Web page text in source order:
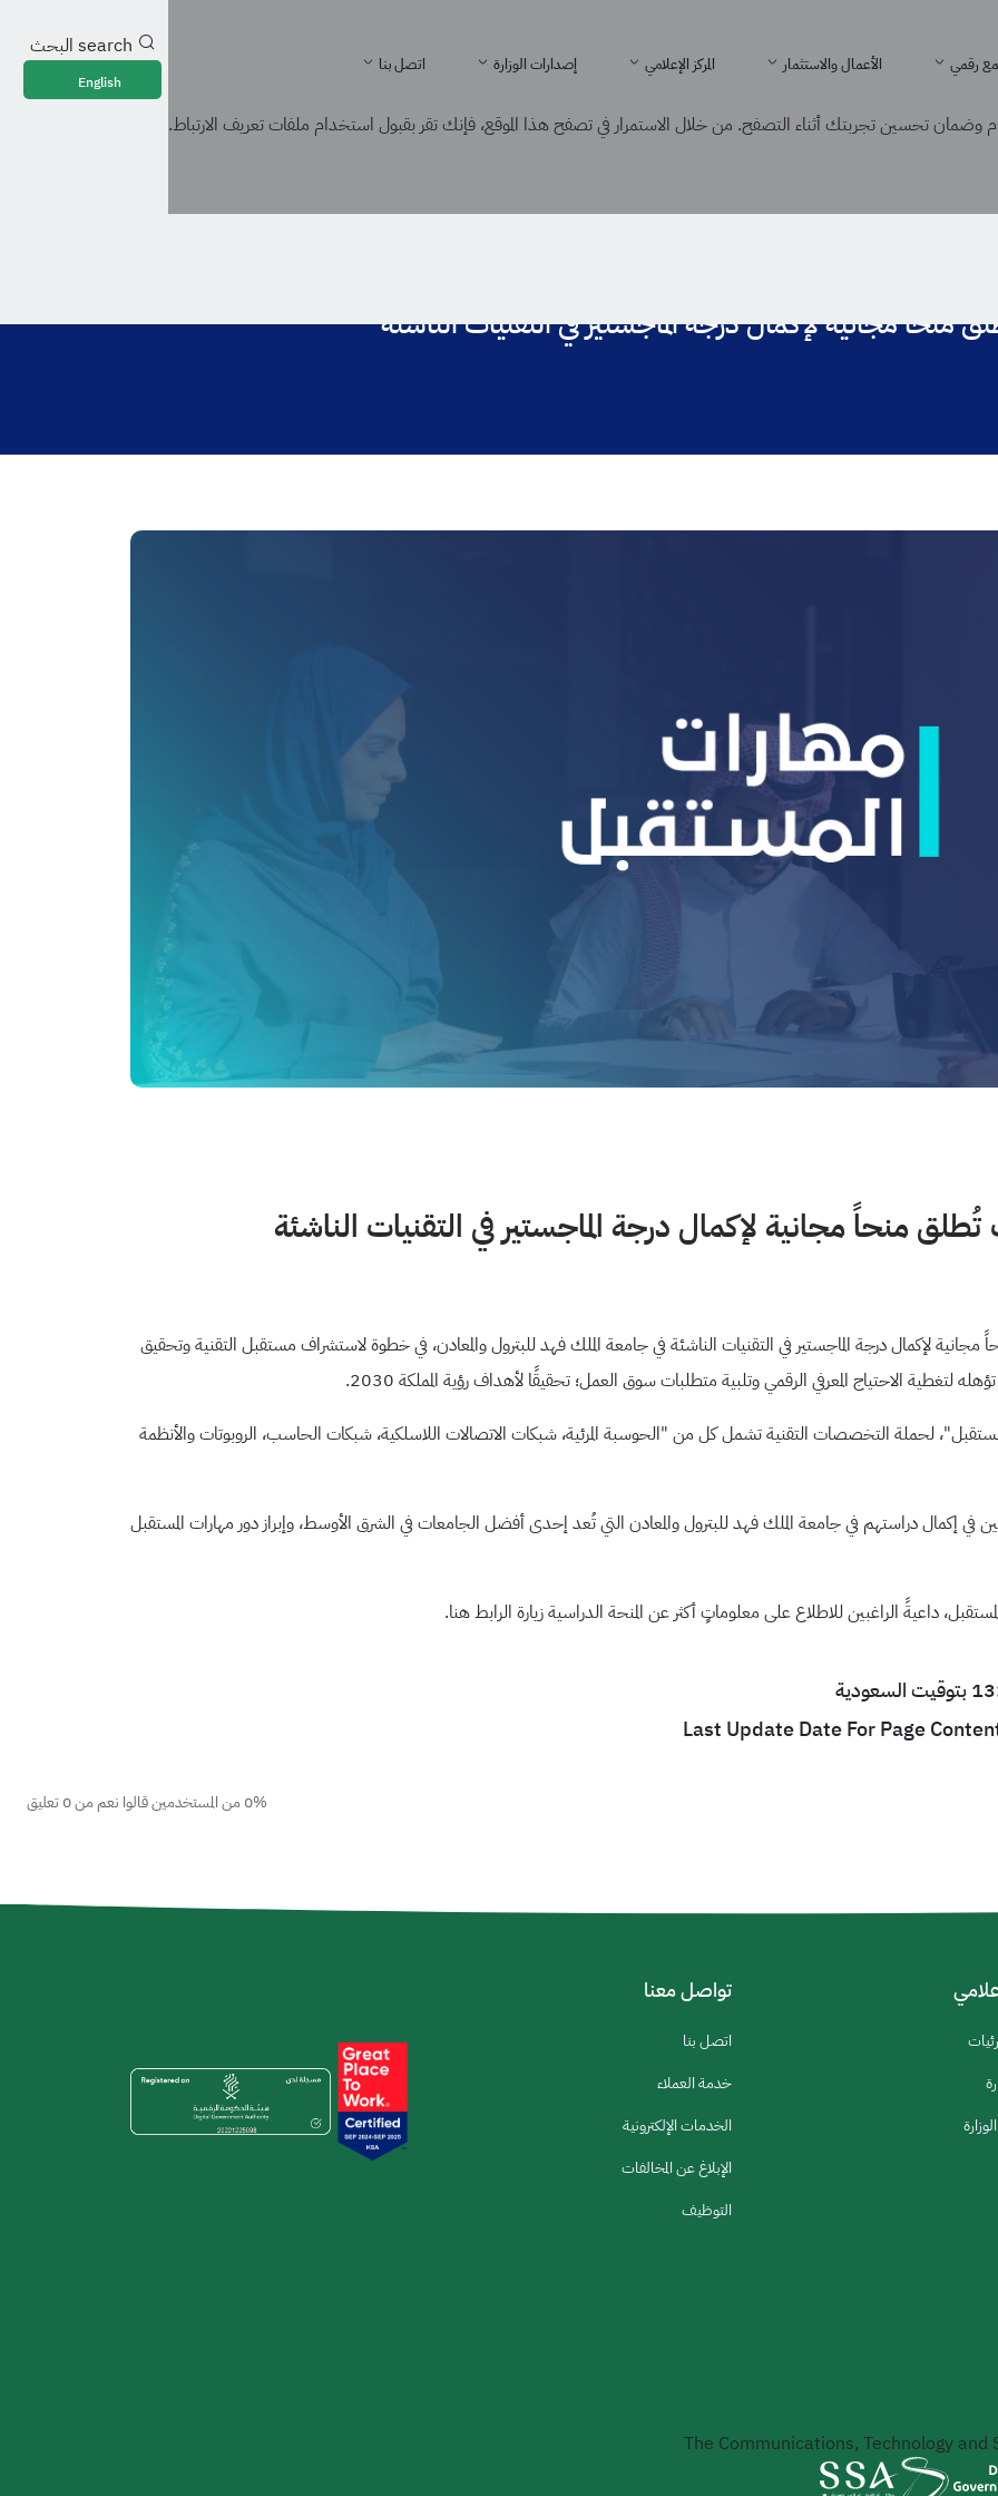
رقمي الأعمال والاستثمار المركز الإعلامي إصدارات الوزارة اتصل بنا
search البحث
English
منحاً مجانية لإكمال درجة الماجستير في التقنيات الناشئة
تُطلق منحاً مجانية لإكمال درجة الماجستير في التقنيات الناشئة
مجانية لإكمال درجة الماجستير في التقنيات الناشئة في جامعة الملك فهد للبترول والمعادن، في خطوة لاستشراف مستقبل التقنية وتحقيق
لتغطية الاحتياج المعرفي الرقمي وتلبية متطلبات سوق العمل؛ تحقيقًا لأهداف رؤية المملكة 2030
.
لحملة التخصصات التقنية تشمل كل من "الحوسبة المرئية، شبكات الاتصالات اللاسلكية، شبكات الحاسب، الروبوتات والأنظمة
إكمال دراستهم في جامعة الملك فهد للبترول والمعادن التي تُعد إحدى أفضل الجامعات في الشرق الأوسط، وإبراز دور مهارات المستقبل
داعيةً الراغبين للاطلاع على معلوماتٍ أكثر عن المنحة الدراسية زيارة الرابطهنا.
Last Update Date For Page
0% من المستخدمين قالوا نعم من 0 تعليق
تواصل معنا
اتصل بنا
خدمة العملاء
الخدمات الإلكترونية
الإبلاغ عن المخالفات
التوظيف
The Communications, Technology and
تحسين تجربتك أثناء التصفح. من خلال الاستمرار في تصفح هذا الموقع، فإنك تقر بقبول استخدام ملفات تعريف الارتباط.